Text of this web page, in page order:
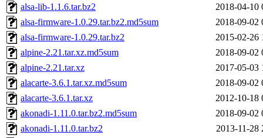
alsa-lib-1.1.6.tar.bz2
2018-04-10
alsa-firmware-1.0.29.tar.bz2.md5sum
2018-09-02
alsa-firmware-1.0.29.tar.bz2
2015-02-26
alpine-2.21.tar.xz.md5sum
2018-09-02
alpine-2.21.tar.xz
2017-05-03
alacarte-3.6.1.tar.xz.md5sum
2018-09-02
alacarte-3.6.1.tar.xz
2012-10-18
akonadi-1.11.0.tar.bz2.md5sum
2018-09-02
akonadi-1.11.0.tar.bz2
2013-11-28